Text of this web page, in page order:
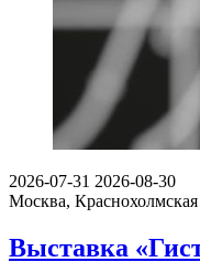
2026-07-31 2026-08-30
Москва,
Выставка